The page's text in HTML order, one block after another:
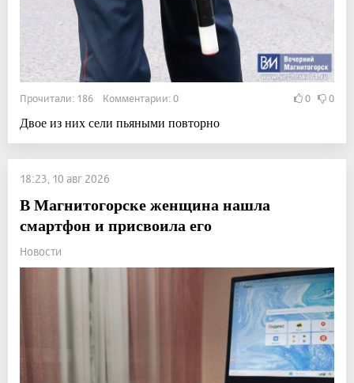
Прочитали: 186 Комментарии: 0 0 0
Двое из них сели пьяными повторно
18:23, 10 авг 2026
В Магнитогорске женщина нашла
смартфон и присвоила его
Новости